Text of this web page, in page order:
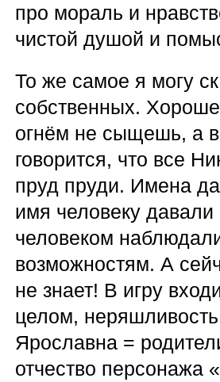
про мораль и
чистой душой и
То же самое я могу
собственных.
огнём не сыщешь, а
говорится, что все
пруд пруди. Имена
имя человеку
человеком
возможностям. А
не знает! В игру
целом,
Ярославна =
отчество персонажа